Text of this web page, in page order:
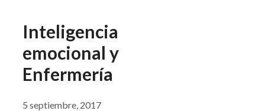
Inteligencia
emocional y
Enfermería
5 septiembre, 2017